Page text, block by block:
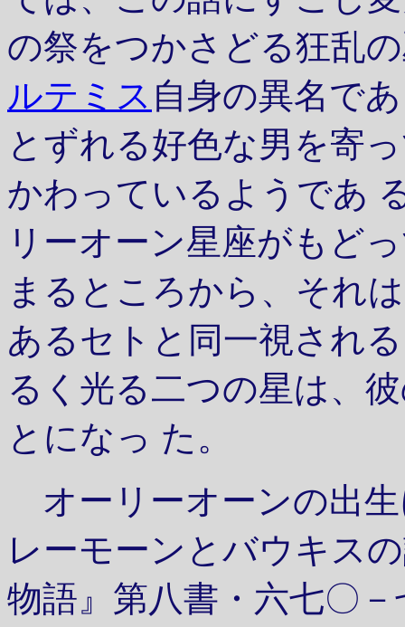
の祭をつかさどる狂乱
ルテミス 自身の異名で
とずれる好色な男を寄
かわっているようであ
リーオーン星座がもど
まるところから、それ
あるセトと同一視され
るく光る二つの星は、
とになっ た。
オーリーオーンの出
レーモーンとバウキス
物語』第八書・六七〇